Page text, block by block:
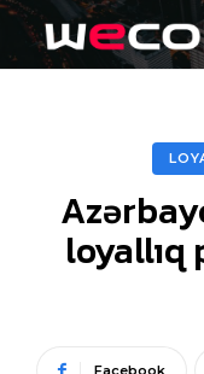
loyallıq